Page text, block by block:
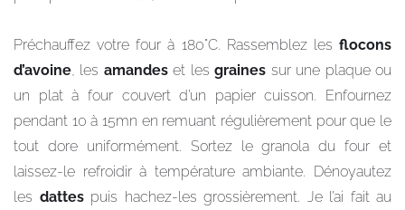
Préchauffez votre four à 180°C. Rassemblez les flocons
d’avoine , les amandeset lesgraines sur une plaque ou
un plat à four couvert d’un papier cuisson. Enfournez
pendant 10 à 15mn en remuant régulièrement pour que le
tout dore uniformément. Sortez le granola du four et
laissez-le refroidir à température ambiante. Dénoyautez
les dattespuis hachez-les grossièrement. Je l’ai fait au